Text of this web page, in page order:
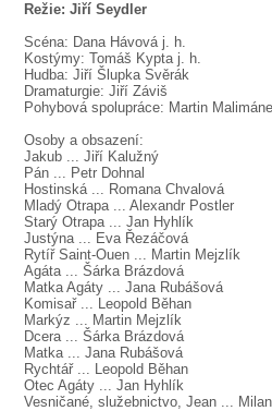
DÁLE
Režie: Jiří Seydler
Scéna: Dana Hávová j. h.
Kostýmy: Tomáš Kypta j. h.
Hudba: Jiří Šlupka Svěrák
Dramaturgie: Jiří Záviš
Pohybová spolupráce: Martin
Osoby a obsazení:
Jakub ... Jiří Kalužný
Pán ... Petr Dohnal
Hostinská ... Romana Chvalová
Mladý Otrapa ... Alexandr Postler
Starý Otrapa ... Jan Hyhlík
Justýna ... Eva Řezáčová
Rytíř Saint-Ouen ... Martin Mejzlík
Agáta ... Šárka Brázdová
Matka Agáty ... Jana Rubášová
Komisař ... Leopold Běhan
Markýz ... Martin Mejzlík
Dcera ... Šárka Brázdová
Matka ... Jana Rubášová
Rychtář ... Leopold Běhan
Otec Agáty ... Jan Hyhlík
Vesničané, služebnictvo, Jean ... Milan